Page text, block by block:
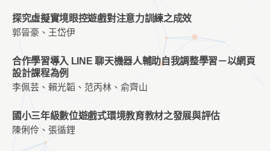
探究虛擬實境眼控遊戲對注意力訓練之成效
郭晉豪、王岱伊
合作學習導入 LINE 聊天機器人輔助自我調整學習－以網頁
設計課程為例
李佩芸、賴光韜、范丙林、俞齊山
國小三年級數位遊戲式環境教育教材之發展與評估
陳俐伶、張循鋰